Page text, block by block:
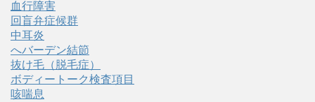
血行障害
回盲弁症候群
中耳炎
へバーデン結節
抜け毛（脱毛症）
ボディートーク検査項目
咳喘息